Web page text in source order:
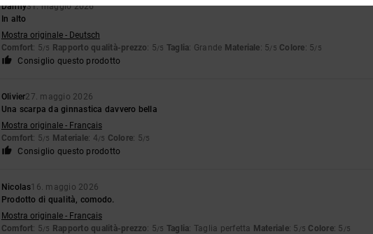
Danny31. maggio 2026
In alto
Mostra originale - Deutsch
Comfort: 5/5 Rapporto qualità-prezzo: 5/5 Taglia: Grande Materiale: 5/5 Colore: 5/5
Consiglio questo prodotto
Olivier27. maggio 2026
Una scarpa da ginnastica davvero bella
Mostra originale - Français
Comfort: 5/5 Materiale: 4/5 Colore: 5/5
Consiglio questo prodotto
Nicolas16. maggio 2026
Prodotto di qualità, comodo.
Mostra originale - Français
Comfort: 5/5 Rapporto qualità-prezzo: 5/5 Taglia: Taglia perfetta Materiale: 5 /5 Colore: 5 /5